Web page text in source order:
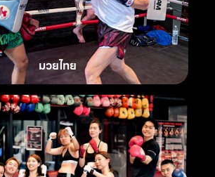
มวยไทย